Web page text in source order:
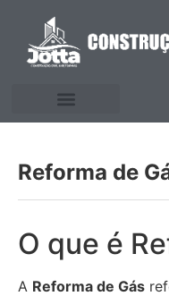
Reforma de
O que é
A Reforma de Gás